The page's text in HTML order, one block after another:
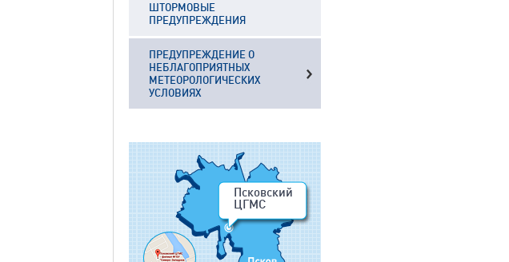
ШТОРМОВЫЕ
ПРЕДУПРЕЖДЕНИЯ
ПРЕДУПРЕЖДЕНИЕ О
НЕБЛАГОПРИЯТНЫХ
МЕТЕОРОЛОГИЧЕСКИХ
УСЛОВИЯХ
Псковский
ЦГМС